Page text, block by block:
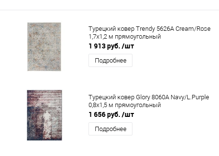
Турецкий ковер Trendy 5626A Cream/Rose
1,7x1,2 м прямоугольный
1 913 руб. /шт
Подробнее
Турецкий ковер Glory 8060A Navy/L.Purple
0,8x1,5 м прямоугольный
1 656 руб. /шт
Подробнее